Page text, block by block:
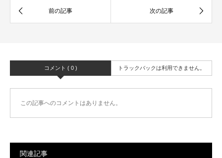
コメント ( 0 ) トラックバックは利用できません。
この記事へのコメントはありません。
関連記事